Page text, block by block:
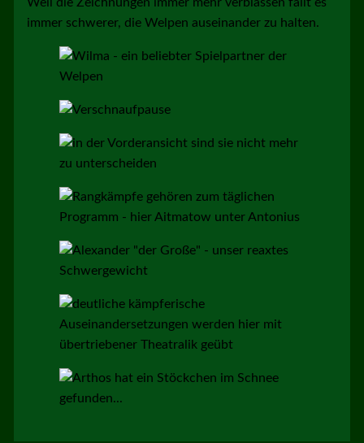
immer schwerer, die Welpen auseinander zu halten.